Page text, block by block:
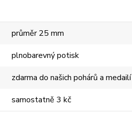
průměr 25 mm
plnobarevný potisk
zdarma do našich pohárů a medailí
samostatně 3 kč